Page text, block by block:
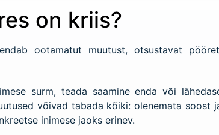
on kriis?
ootamatut muutust, otsustavat
surm, teada saamine enda või
võivad tabada kõiki: olenemata soost
inimese jaoks erinev.